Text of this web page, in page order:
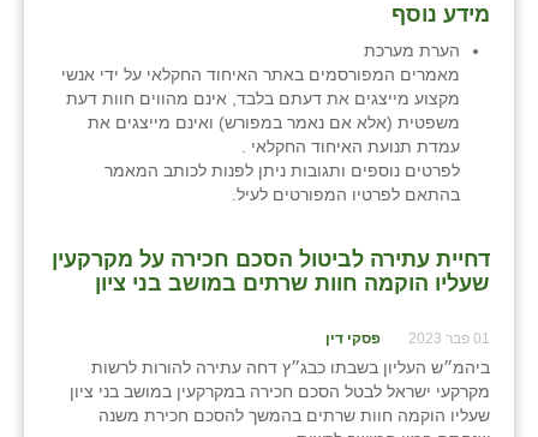
מידע נוסף
הערת מערכת
מאמרים המפורסמים באתר האיחוד החקלאי על ידי אנשי
מקצוע מייצגים את דעתם בלבד, אינם מהווים חוות דעת
משפטית (אלא אם נאמר במפורש) ואינם מייצגים את
עמדת תנועת האיחוד החקלאי .
לפרטים נוספים ותגובות ניתן לפנות לכותב המאמר
בהתאם לפרטיו המפורטים לעיל.
דחיית עתירה לביטול הסכם חכירה על מקרקעין
שעליו הוקמה חוות שרתים במושב בני ציון
01 פבר 2023 פסקי דין
ביהמ״ש העליון בשבתו כבג״ץ דחה עתירה להורות לרשות
מקרקעי ישראל לבטל הסכם חכירה במקרקעין במושב בני ציון
שעליו הוקמה חוות שרתים בהמשך להסכם חכירת משנה